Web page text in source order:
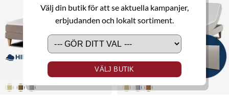
Välj din butik för att se aktuella kampanjer,
erbjudanden och lokalt sortiment.
VÄLJ BUTIK